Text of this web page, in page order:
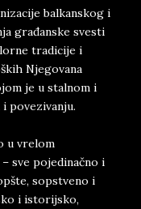
balkanskog i
građanske svesti
tradicije i
Njegovana
je u stalnom i
povezivanju.
u vrelom
sve pojedinačno i
sopstveno i
i istorijsko,